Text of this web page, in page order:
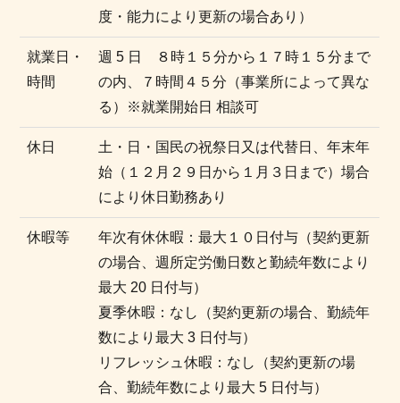
度・能力により更新の場合あり）
就業日・
時間
週 5 日 ８時１５分から１７時１５分まで
の内、７時間４５分（事業所によって異な
る）※就業開始日 相談可
休日
土・日・国民の祝祭日又は代替日、年末年
始（１２月２９日から１月３日まで）場合
により休日勤務あり
休暇等
年次有休休暇：最大１０日付与（契約更新
の場合、週所定労働日数と勤続年数により
最大 20 日付与）
夏季休暇：なし（契約更新の場合、勤続年
数により最大 3 日付与）
リフレッシュ休暇：なし（契約更新の場
合、勤続年数により最大 5 日付与）